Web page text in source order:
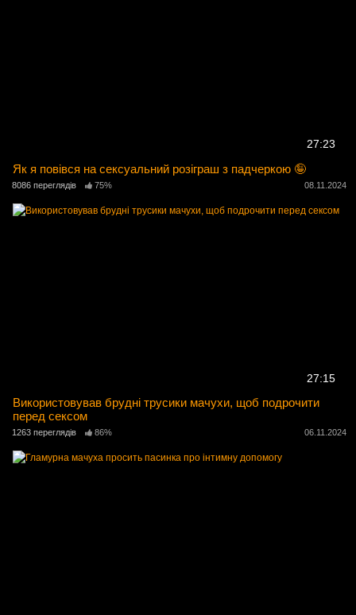
27:23
Як я повівся на сексуальний розіграш з падчеркою 🤪
8086 переглядів 75% 08.11.2024
27:15
Використовував брудні трусики мачухи, щоб подрочити
перед сексом
1263 переглядів 86% 06.11.2024